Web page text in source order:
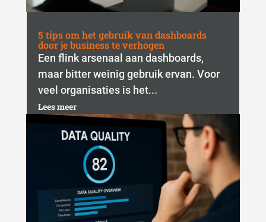
5 tips om het gebruik van dashboards
door je business te verhogen
Een flink arsenaal aan dashboards,
maar bitter weinig gebruik ervan. Voor
veel organisaties is het...
Lees meer